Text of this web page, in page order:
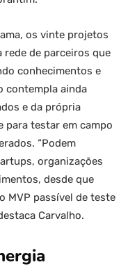
os vinte projetos
rede de parceiros que
conhecimentos e
contempla ainda
e da própria
para testar em campo
“Podem
organizações
desde que
MVP passível de teste
Carvalho.